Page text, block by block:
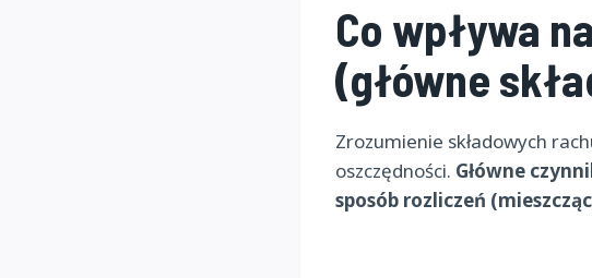
Co wpływa
(główne
Zrozumienie składowych
oszczędności. Główne
sposób rozliczeń